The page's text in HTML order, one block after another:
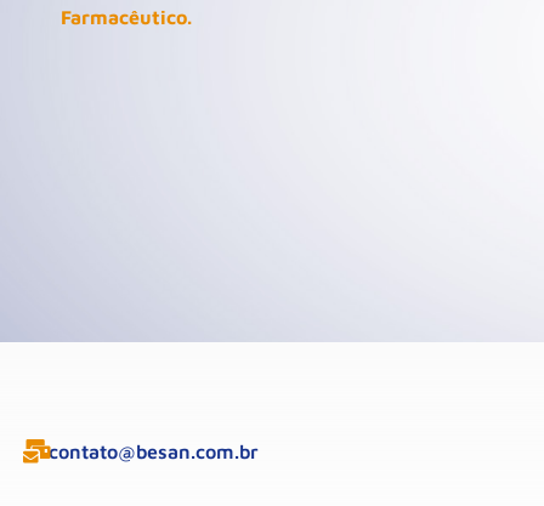
Farmacêutico.
contato@besan.com.br